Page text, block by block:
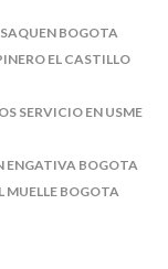
BOGOTA
EL CASTILLO
SERVICIO EN USME
ENGATIVA BOGOTA
MUELLE BOGOTA